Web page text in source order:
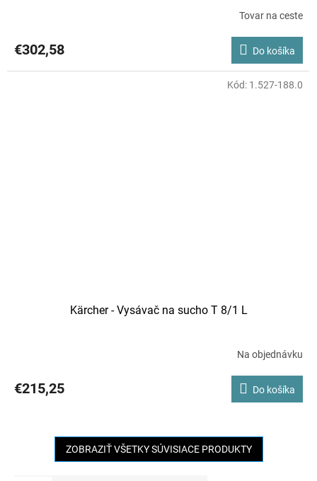
Tovar na ceste
€302,58 Do košíka
Kärcher - Vysávač na sucho T 8/1 L
Na objednávku
€215,25 Do košíka
Kód: 1.527-188.0
ZOBRAZIŤ VŠETKY SÚVISIACE PRODUKTY